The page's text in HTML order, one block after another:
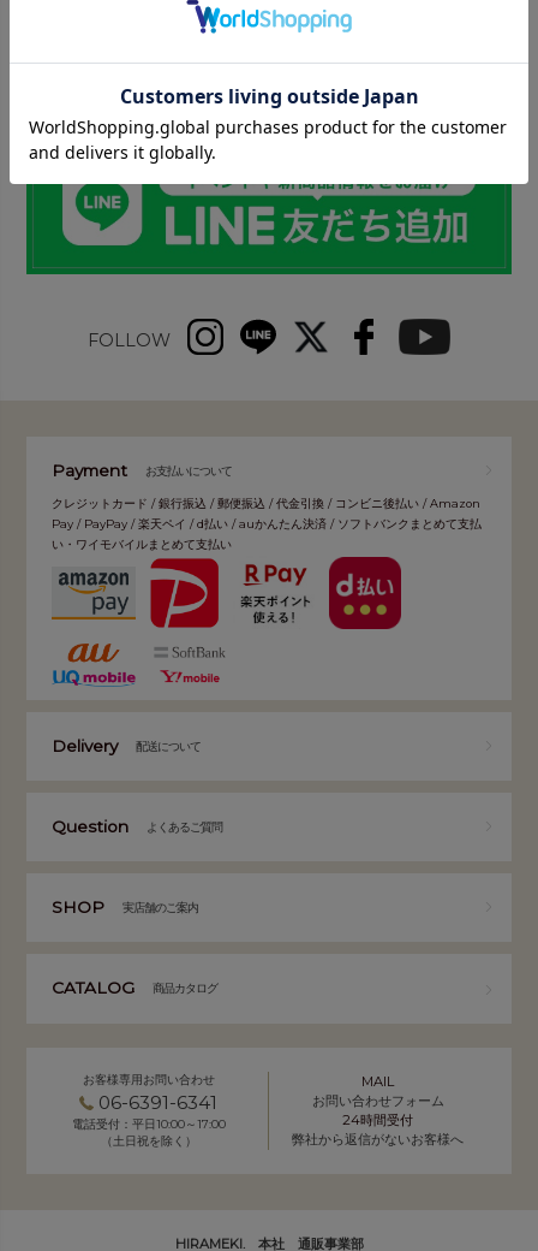
INFORMATION
FOLLOW
Payment お支払いについて
クレジットカード / 銀行振込 / 郵便振込 / 代金引換 / コンビニ後払い / Amazon
Pay / PayPay / 楽天ペイ / d払い / auかんたん決済 / ソフトバンクまとめて支払
い・ワイモバイルまとめて支払い
Delivery 配送について
Question よくあるご質問
SHOP 実店舗のご案内
CATALOG 商品カタログ
お客様専用お問い合わせ
06-6391-6341
電話受付：平日10:00～17:00
（土日祝を除く）
MAIL
お問い合わせフォーム
24時間受付
弊社から返信がないお客様へ
HIRAMEKI. 本社 通販事業部